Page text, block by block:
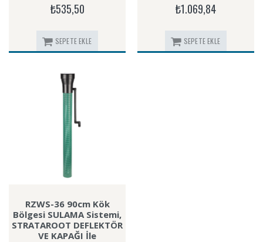
₺535,50
SEPETE EKLE
₺1.069,84
SEPETE EKLE
RZWS-36 90cm Kök
Bölgesi SULAMA Sistemi,
STRATAROOT DEFLEKTÖR
VE KAPAĞI İle